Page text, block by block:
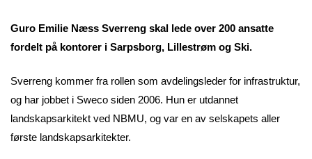
Guro Emilie Næss Sverreng skal lede over 200 ansatte
fordelt på kontorer i Sarpsborg, Lillestrøm og Ski.
Sverreng kommer fra rollen som avdelingsleder for infrastruktur,
og har jobbet i Sweco siden 2006. Hun er utdannet
landskapsarkitekt ved NBMU, og var en av selskapets aller
første landskapsarkitekter.